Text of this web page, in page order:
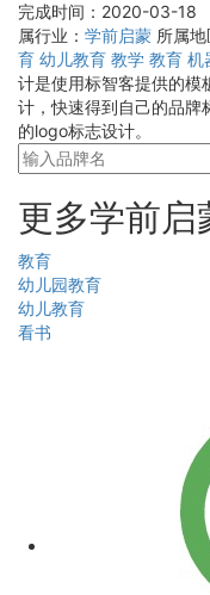
完成时间：2020-03-18
属行业： 学前启蒙 所属地
育 幼儿教育 教学 教育 机
计是使用标智客提供的模
计，快速得到自己的品牌
的logo标志设计。
更多学前启
教育
幼儿园教育
幼儿教育
看书